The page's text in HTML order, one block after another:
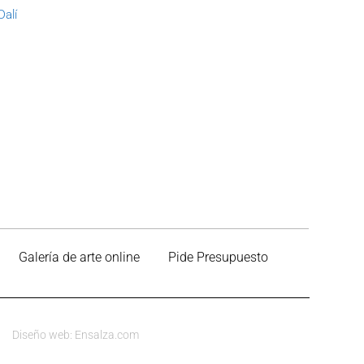
Galería de arte online Pide Presupuesto
Diseño web: Ensalza.com